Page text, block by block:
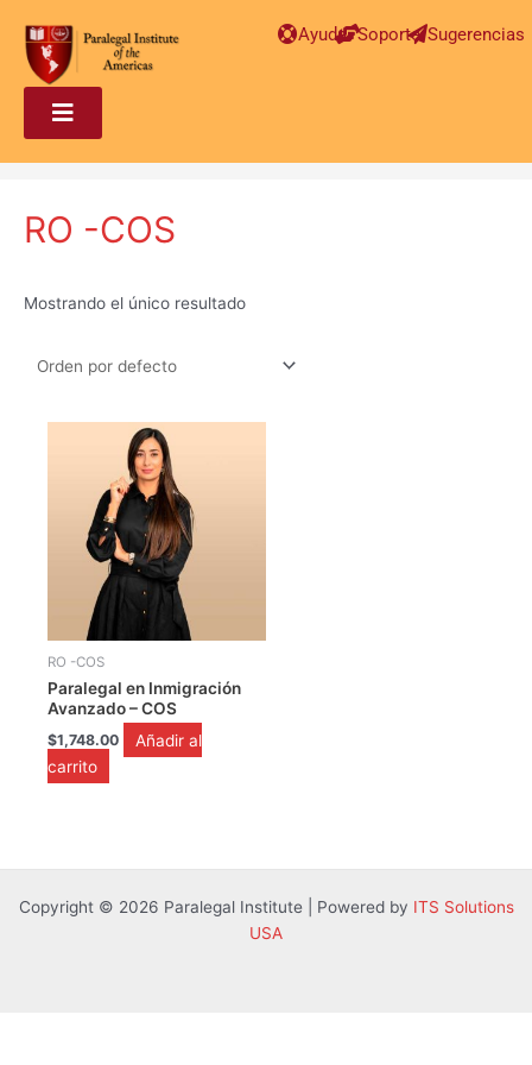
Ayuda Soporte Sugerencias
RO -COS
Mostrando el único resultado
RO -COS
Paralegal en Inmigración
Avanzado – COS
$1,748.00
Añadir al
carrito
Copyright © 2026 Paralegal Institute | Powered by ITS Solutions
USA